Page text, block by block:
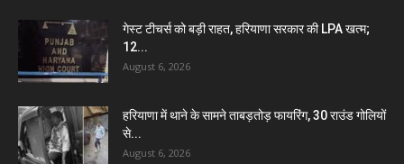
गेस्ट टीचर्स को बड़ी राहत, हरियाणा सरकार की LPA खत्म;
12...
August 6, 2026
हरियाणा में थाने के सामने ताबड़तोड़ फायरिंग, 30 राउंड गोलियों
से...
August 6, 2026